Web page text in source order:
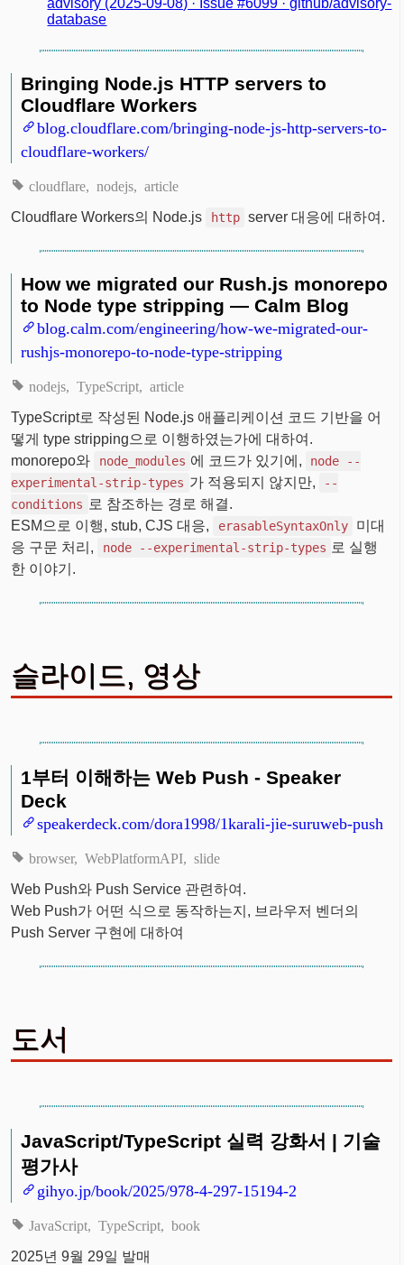
database
Bringing Node.js HTTP servers to
Cloudflare Workers
blog.cloudflare.com/bringing-node-js-http-servers-to-
cloudflare-workers/
cloudflare nodejs article
Cloudflare Workers의 Node.js http server 대응에 대하여.
How we migrated our Rush.js monorepo
to Node type stripping — Calm Blog
blog.calm.com/engineering/how-we-migrated-our-
rushjs-monorepo-to-node-type-stripping
nodejs TypeScript article
TypeScript로 작성된 Node.js 애플리케이션 코드 기반을 어
떻게 type stripping으로 이행하였는가에 대하여.
monorepo와
node_modules 에 코드가 있기에,
node --
experimental-strip-types 가 적용되지 않지만,
--
conditions
로 참조하는 경로 해결.
ESM으로 이행, stub, CJS 대응,
erasableSyntaxOnly
미대
응 구문 처리,
node --experimental-strip-types 로 실행
한 이야기.
슬라이드, 영상
1부터 이해하는 Web Push - Speaker
Deck
speakerdeck.com/dora1998/1karali-jie-suruweb-push
browser WebPlatformAPI slide
Web Push와 Push Service 관련하여.
Web Push가 어떤 식으로 동작하는지, 브라우저 벤더의
Push Server 구현에 대하여
도서
JavaScript/TypeScript 실력 강화서 | 기술
평가사
gihyo.jp/book/2025/978-4-297-15194-2
JavaScript TypeScript book
2025년 9월 29일 발매